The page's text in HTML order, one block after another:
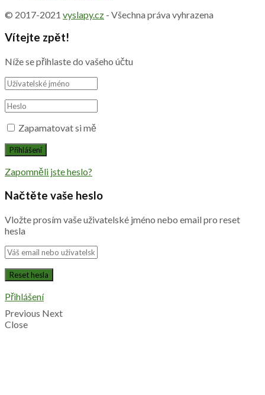
© 2017-2021 vyslapy.cz - Všechna práva vyhrazena
Vítejte zpět!
Níže se přihlaste do vašeho účtu
Zapamatovat si mě
Zapomněli jste heslo?
Načtěte vaše heslo
Vložte prosím vaše uživatelské jméno nebo email pro reset
hesla
Přihlášení
Previous Next
Close